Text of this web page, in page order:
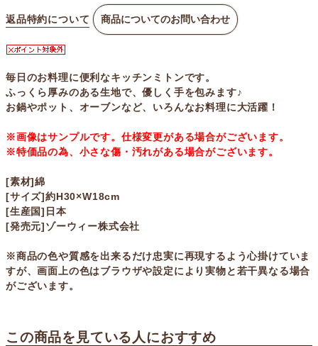
返品特約について 商品についてのお問い合わせ
毎日のお料理に便利なキッチンミトンです。
ふっくら厚みのある生地で、優しく手を包みます♪
お鍋やポット、オーブンなど、いろんなお料理に大活躍！
※画像はサンプルです。仕様変更がある場合がございます。
※特価品の為、小さな傷・汚れがある場合がございます。
[素材]綿
[サイズ]約H30×W18cm
[生産国]日本
[発売元]ゾーウィー株式会社
※商品の色や質感を出来るだけ忠実に再現するよう心掛けていま
すが、画面上の色はブラウザや設定により実物と若干異なる場合
がございます。
この商品を見ている人におすすめ